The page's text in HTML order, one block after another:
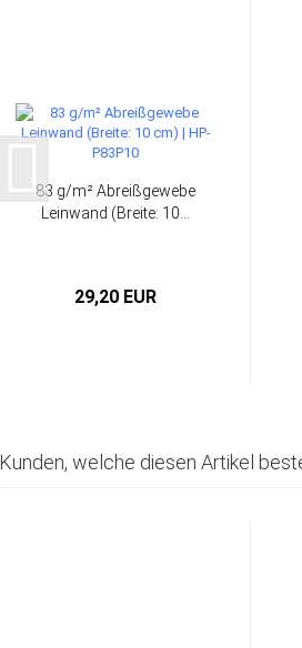
83 g/m² Abreißgewebe
Leinwand (Breite: 10...
29,20 EUR
Kunden, welche diesen Artikel